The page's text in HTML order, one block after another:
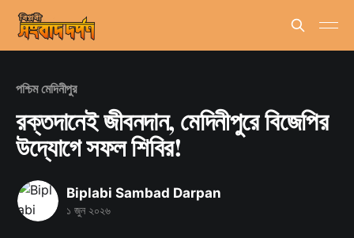
পশ্চিম মেদিনীপুর
রক্তদানেই জীবনদান, মেদিনীপুরে বিজেপির
উদ্যোগে সফল শিবির!
Biplabi Sambad Darpan
১ জুন ২০২৬